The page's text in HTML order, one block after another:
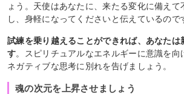
ょう。天使はあなたに、来たる変化に備えて
し、身軽になってくださいと伝えているので
試練を乗り越えることができれば、あなたは
す。スピリチュアルなエネルギーに意識を向
ネガティブな思考に別れを告げましょう。
魂の次元を上昇させましょう